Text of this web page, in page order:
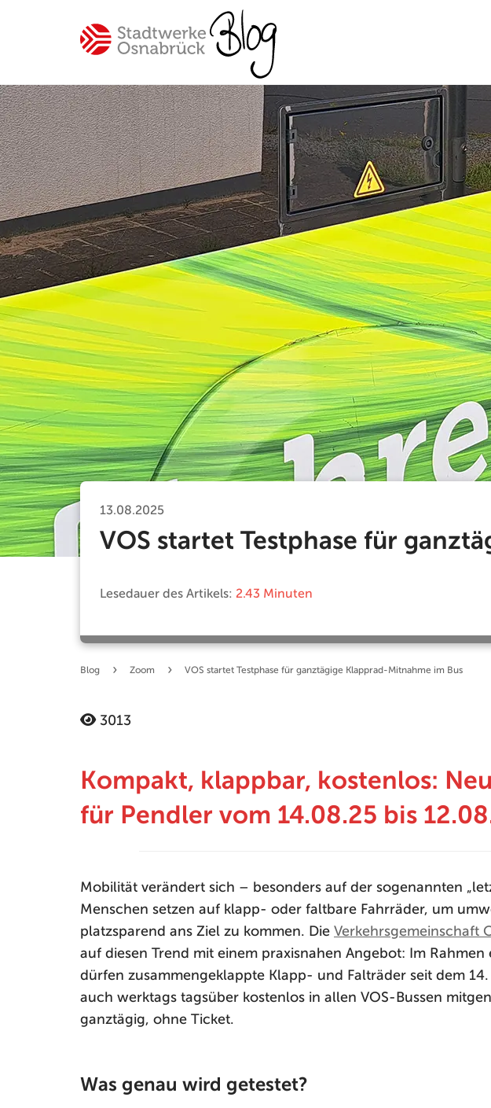
Spannende Einblicke in unser
Unternehmen Stadtwerke
Osnabrück
Beliebte Themen
#Osnabrück #Mitarbeiter #SWO-NETZ
#Energie #Mobilität #Trinkwasser #Hilfe
#Versorgung
Ihre
13.08.2025
VOS startet Testphase für
Lesedauer des Artikels: 2.43 Minuten
Blog › Zoom › VOS startet Testphase für ganztägige Klapprad-Mitnahme im Bus
3013
Kompakt, klappbar, kostenlos:
für Pendler vom 14.08.25 bis
Mobilität verändert sich – besonders auf der sogenannten
Menschen setzen auf klapp- oder faltbare Fahrräder, um
platzsparend ans Ziel zu kommen. Die Verkehrsgemeinschaft
auf diesen Trend mit einem praxisnahen Angebot: Im Rahmen
dürfen zusammengeklappte Klapp- und Falträder seit dem
auch werktags tagsüber kostenlos in allen VOS-Bussen
ganztägig, ohne Ticket.
Was genau wird getestet?